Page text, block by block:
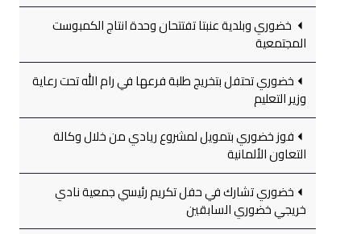
خضوري وبلدية عنبتا تفتتحان وحدة انتاج الكمبوست
المجتمعية
خضوري تحتفل بتخريج طلبة فرعها في رام الله تحت رعاية
وزير التعليم
فوز خضوري بتمويل لمشروع ريادي من خلال وكالة
التعاون الألمانية
خضوري تشارك في حفل تكريم رئيسي جمعية نادي
خريجي خضوري السابقين